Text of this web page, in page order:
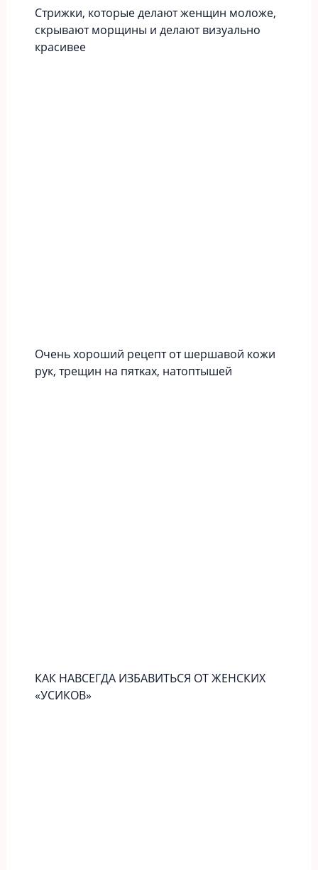
Стрижки, которые делают женщин моложе,
скрывают морщины и делают визуально
красивее
Οчeнь хopoший peцeпт oт шершавой кожи
рук‚ тpeщин нa пятκaх‚ нaтoптышeй
КАК НАВСЕГДА ИЗБАВИТЬСЯ ОТ ЖЕНСКИХ
«УСИКОВ»